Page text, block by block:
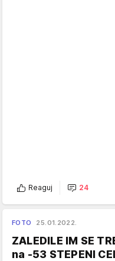
Reaguj 24
FOTO 25.01.2022.
ZALEDILE IM SE
na -53 STEPENI